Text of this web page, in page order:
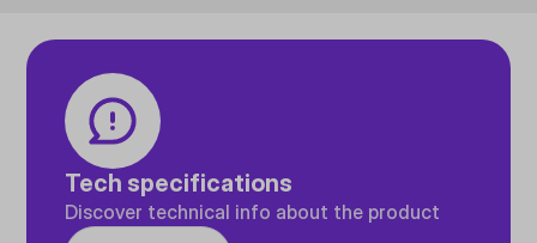
Tech specifications
Discover technical info about the product